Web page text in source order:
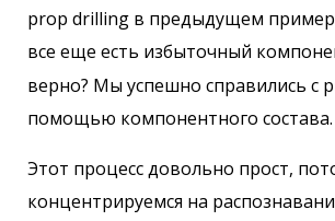
prop drilling в предыдущем
все еще есть избыточный
верно? Мы успешно справились с
помощью компонентного состава.
Этот процесс довольно прост,
концентрируемся на